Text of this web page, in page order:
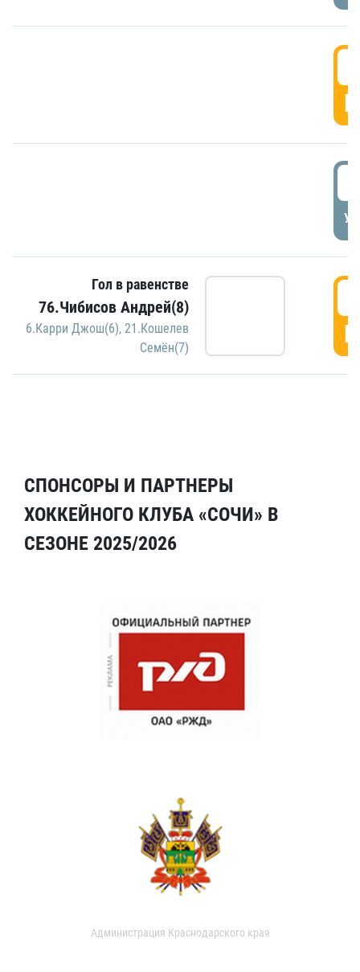
Гол в равенстве
76.Чибисов Андрей(8)
6.Карри Джош(6), 21.Кошелев
Семён(7)
СПОНСОРЫ И ПАРТНЕРЫ
ХОККЕЙНОГО КЛУБА «СОЧИ» В
СЕЗОНЕ 2025/2026
Администрация Краснодарского края